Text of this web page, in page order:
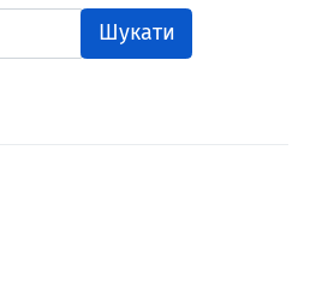
Шукати